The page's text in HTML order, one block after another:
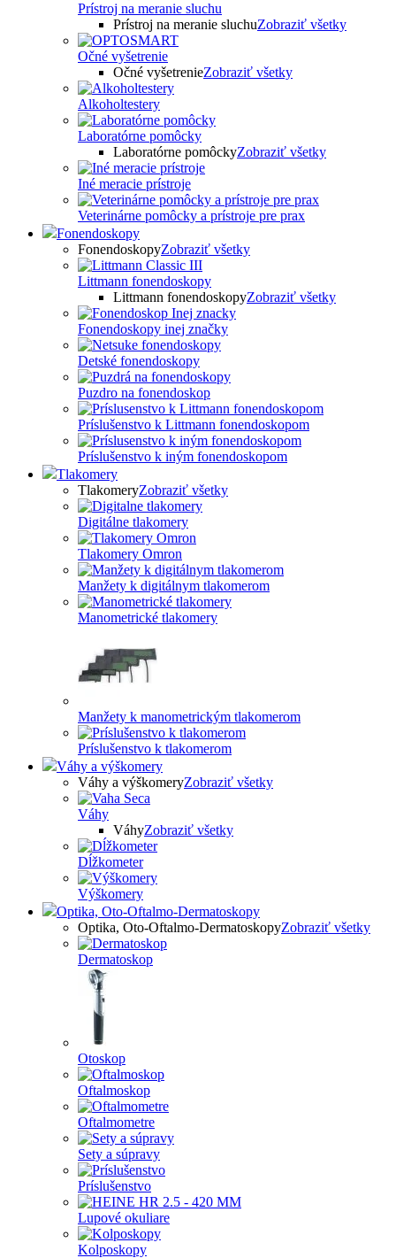
Prístroj na meranie sluchu
Prístroj na meranie sluchuZobraziť všetky
Očné vyšetrenie
Očné vyšetrenieZobraziť všetky
Alkoholtestery
Laboratórne pomôcky
Laboratórne pomôckyZobraziť všetky
Iné meracie prístroje
Veterinárne pomôcky a prístroje pre prax
Fonendoskopy
FonendoskopyZobraziť všetky
Littmann fonendoskopy
Littmann fonendoskopyZobraziť všetky
Fonendoskopy inej značky
Detské fonendoskopy
Puzdro na fonendoskop
Príslušenstvo k Littmann fonendoskopom
Príslušenstvo k iným fonendoskopom
Tlakomery
TlakomeryZobraziť všetky
Digitálne tlakomery
Tlakomery Omron
Manžety k digitálnym tlakomerom
Manometrické tlakomery
Manžety k manometrickým tlakomerom
Príslušenstvo k tlakomerom
Váhy a výškomery
Váhy a výškomeryZobraziť všetky
Váhy
VáhyZobraziť všetky
Dĺžkometer
Výškomery
Optika, Oto-Oftalmo-Dermatoskopy
Optika, Oto-Oftalmo-DermatoskopyZobraziť všetky
Dermatoskop
Otoskop
Oftalmoskop
Oftalmometre
Sety a súpravy
Príslušenstvo
Lupové okuliare
Kolposkopy